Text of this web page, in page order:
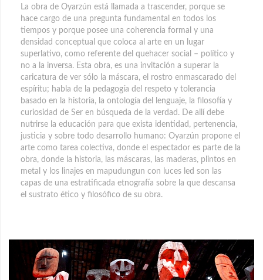
La obra de Oyarzún está llamada a trascender, porque se
hace cargo de una pregunta fundamental en todos los
tiempos y porque posee una coherencia formal y una
densidad conceptual que coloca al arte en un lugar
superlativo, como referente del quehacer social – político y
no a la inversa. Esta obra, es una invitación a superar la
caricatura de ver sólo la máscara, el rostro enmascarado del
espíritu; habla de la pedagogía del respeto y tolerancia
basado en la historia, la ontología del lenguaje, la filosofía y
curiosidad de Ser en búsqueda de la verdad. De allí debe
nutrirse la educación para que exista identidad, pertenencia,
justicia y sobre todo desarrollo humano: Oyarzún propone el
arte como tarea colectiva, donde el espectador es parte de la
obra, donde la historia, las máscaras, las maderas, plintos en
metal y los linajes en mapudungun con luces led son las
capas de una estratificada etnografía sobre la que descansa
el sustrato ético y filosófico de su obra.